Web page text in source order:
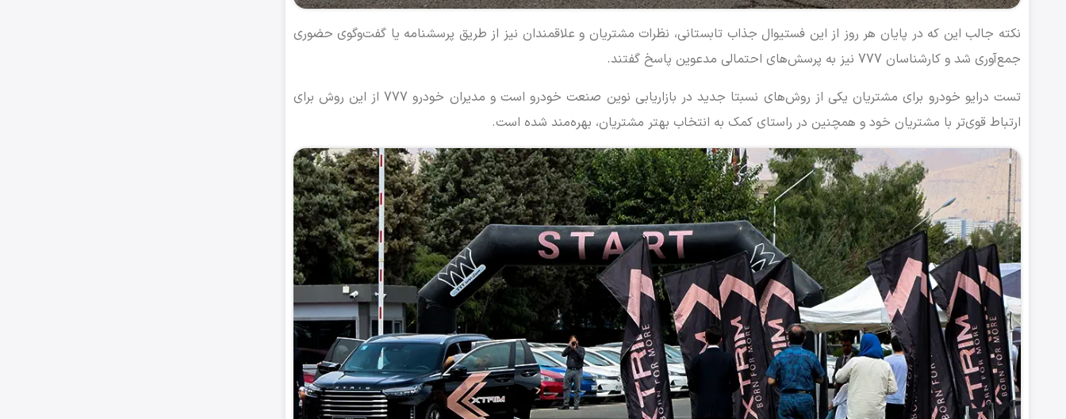
نکته جالب این که در پایان هر روز از این فستیوال جذاب تابستانی، نظرات مشتریان و علاقمندان نیز از طریق پرسشنامه یا گفت‌و‌گوی حضوری
جمع‌آوری شد و کارشناسان 777 نیز به پرسش‌های احتمالی مدعوین پاسخ گفتند.
تست درایو خودرو برای مشتریان یکی از روش‌های نسبتا جدید در بازاریابی نوین صنعت خودرو است و مدیران خودرو 777 از این روش برای
ارتباط قوی‌تر با مشتریان خود و همچنین در راستای کمک به انتخاب بهتر مشتریان، بهره‌مند شده است.